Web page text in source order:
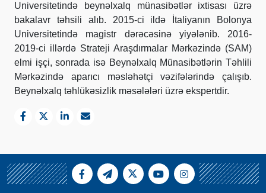
Universitetində beynəlxalq münasibətlər ixtisası üzrə
bakalavr təhsili alıb. 2015-ci ildə İtaliyanın Bolonya
Universitetində magistr dərəcəsinə yiyələnib. 2016-
2019-ci illərdə Strateji Araşdırmalar Mərkəzində (SAM)
elmi işçi, sonrada isə Beynəlxalq Münasibətlərin Təhlili
Mərkəzində aparıcı məsləhətçi vəzifələrində çalışıb.
Beynəlxalq təhlükəsizlik məsələləri üzrə ekspertdir.